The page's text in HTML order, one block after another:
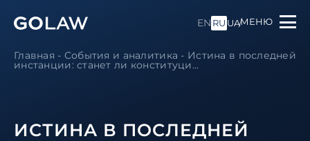
EN RU UAМЕНЮ
Главная - События и аналитика - Истина в последней
инстанции: станет ли конституци...
ИСТИНА В ПОСЛЕДНЕЙ